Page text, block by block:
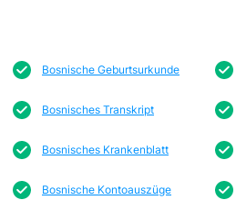
Bosnische Geburtsurkunde
Bosnisches Transkript
Bosnisches Krankenblatt
Bosnische Kontoauszüge